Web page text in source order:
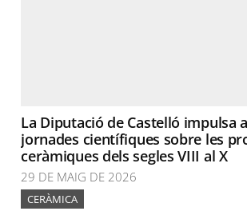
La Diputació de Castelló impulsa
jornades científiques sobre les
ceràmiques dels segles VIII al X
29 DE MAIG DE 2026
CERÀMICA